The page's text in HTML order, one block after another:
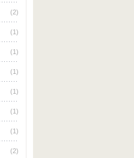
(2)
(1)
(1)
(1)
(1)
(1)
(1)
(2)